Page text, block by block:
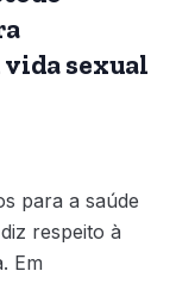
sexual
para a saúde
respeito à
Em